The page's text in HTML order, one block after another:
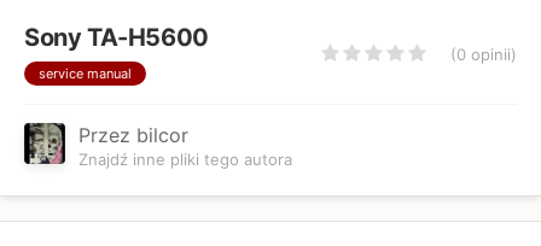
Sony TA-H5600
service manual
(0 opinii)
Przez bilcor
Znajdź inne pliki tego autora